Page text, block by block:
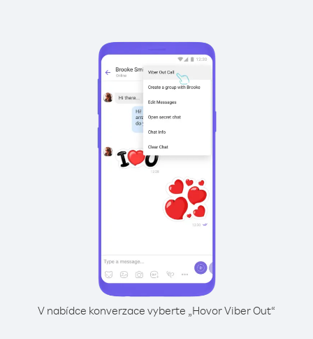
V nabídce konverzace vyberte „Hovor Viber Out“